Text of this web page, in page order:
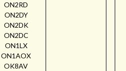
ON2RD
ON2DY
ON2DK
ON2DC
ON1LX
ON1AOX
OK8AV